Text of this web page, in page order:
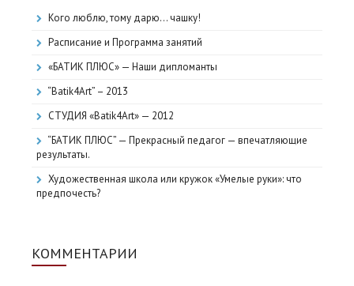
Кого люблю, тому дарю… чашку!
Расписание и Программа занятий
«БАТИК ПЛЮС» — Наши дипломанты
“Batik4Art” – 2013
СТУДИЯ «Batik4Art» — 2012
“БАТИК ПЛЮС” — Прекрасный педагог — впечатляющие
результаты.
Художественная школа или кружок «Умелые руки»: что
предпочесть?
КОММЕНТАРИИ